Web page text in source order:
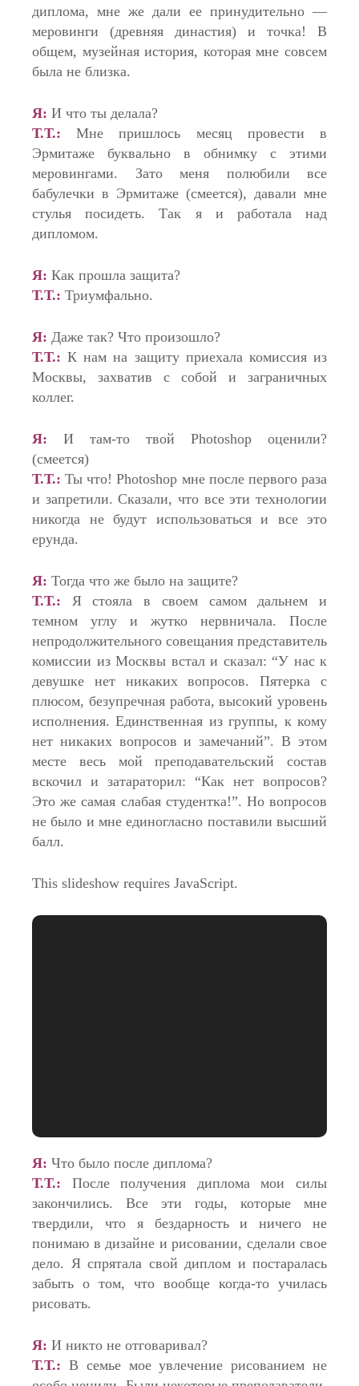
диплома, мне же дали ее принудительно —
меровинги (древняя династия) и точка! В
общем, музейная история, которая мне совсем
была не близка.
Я: И что ты делала?
Т.Т.: Мне пришлось месяц провести в
Эрмитаже буквально в обнимку с этими
меровингами. Зато меня полюбили все
бабулечки в Эрмитаже (смеется), давали мне
стулья посидеть. Так я и работала над
дипломом.
Я: Как прошла защита?
Т.Т.: Триумфально.
Я: Даже так? Что произошло?
Т.Т.: К нам на защиту приехала комиссия из
Москвы, захватив с собой и заграничных
коллег.
Я: И там-то твой Photoshop оценили?
(смеется)
Т.Т.: Ты что! Photoshop мне после первого раза
и запретили. Сказали, что все эти технологии
никогда не будут использоваться и все это
ерунда.
Я: Тогда что же было на защите?
Т.Т.: Я стояла в своем самом дальнем и
темном углу и жутко нервничала. После
непродолжительного совещания представитель
комиссии из Москвы встал и сказал: “У нас к
девушке нет никаких вопросов. Пятерка с
плюсом, безупречная работа, высокий уровень
исполнения. Единственная из группы, к кому
нет никаких вопросов и замечаний”. В этом
месте весь мой преподавательский состав
вскочил и затараторил: “Как нет вопросов?
Это же самая слабая студентка!”. Но вопросов
не было и мне единогласно поставили высший
балл.
This slideshow requires JavaScript.
Я: Что было после диплома?
Т.Т.: После получения диплома мои силы
закончились. Все эти годы, которые мне
твердили, что я бездарность и ничего не
понимаю в дизайне и рисовании, сделали свое
дело. Я спрятала свой диплом и постаралась
забыть о том, что вообще когда-то училась
рисовать.
Я: И никто не отговаривал?
Т.Т.: В семье мое увлечение рисованием не